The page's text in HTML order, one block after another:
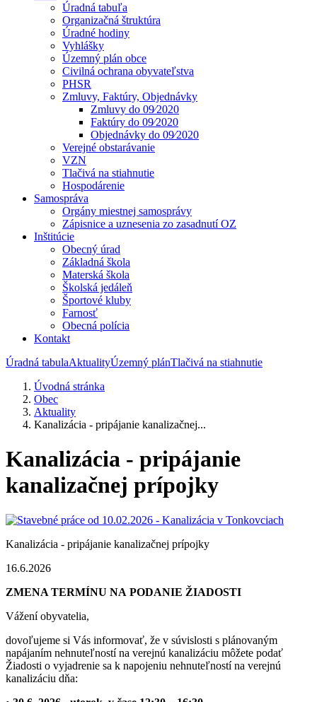
Úradná tabuľa
Organizačná štruktúra
Úradné hodiny
Vyhlášky
Územný plán obce
Civilná ochrana obyvateľstva
PHSR
Zmluvy, Faktúry, Objednávky
Zmluvy do 09⁄2020
Faktúry do 09⁄2020
Objednávky do 09⁄2020
Verejné obstarávanie
VZN
Tlačivá na stiahnutie
Hospodárenie
Samospráva
Orgány miestnej samosprávy
Zápisnice a uznesenia zo zasadnutí OZ
Inštitúcie
Obecný úrad
Základná škola
Materská škola
Školská jedáleň
Športové kluby
Farnosť
Obecná polícia
Kontakt
Úradná tabulaAktualityÚzemný plánTlačivá na stiahnutie
Úvodná stránka
Obec
Aktuality
Kanalizácia - pripájanie kanalizačnej...
Kanalizácia - pripájanie
kanalizačnej prípojky
Kanalizácia - pripájanie kanalizačnej prípojky
16.6.2026
ZMENA TERMÍNU NA PODANIE ŽIADOSTI
Vážení obyvatelia,
dovoľujeme si Vás informovať, že v súvislosti s plánovaným
napájaním nehnuteľností na verejnú kanalizáciu môžete podať
Žiadosti o vyjadrenie sa k napojeniu nehnuteľností na verejnú
kanalizáciu dňa: